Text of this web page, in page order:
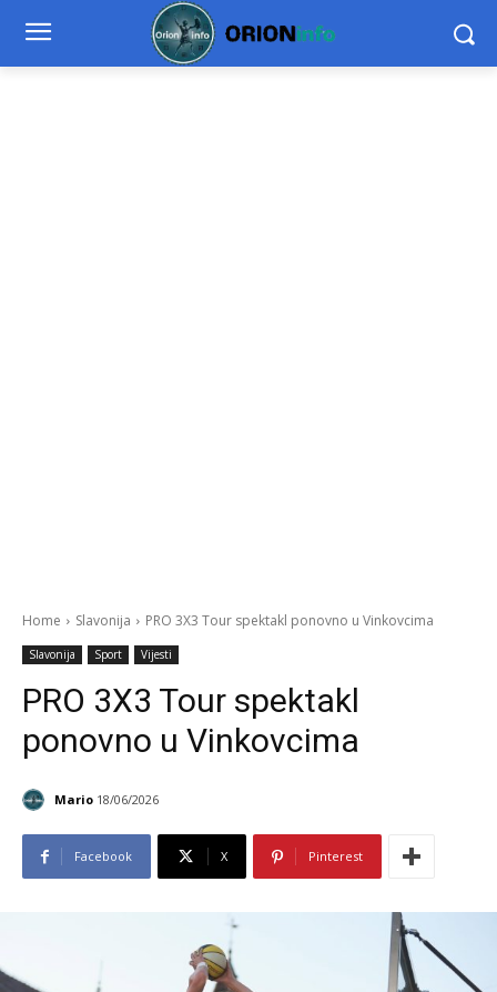
Home Slavonija PRO 3X3 Tour spektakl ponovno u Vinkovcima
Slavonija Sport Vijesti
PRO 3X3 Tour spektakl
ponovno u Vinkovcima
Mario 18/06/2026
Facebook X Pinterest